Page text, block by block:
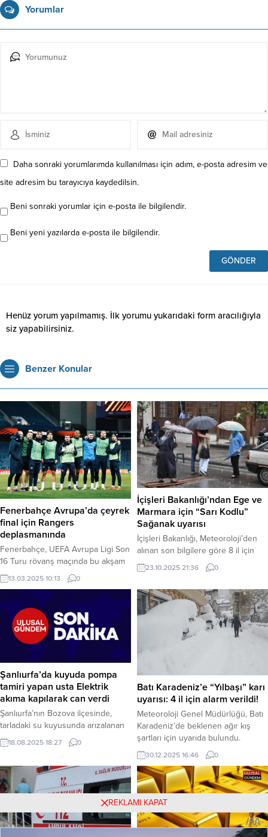
Yorumlar
Daha sonraki yorumlarımda kullanılması için adım, e-posta adresim ve
site adresim bu tarayıcıya kaydedilsin.
Beni sonraki yorumlar için e-posta ile bilgilendir.
Beni yeni yazılarda e-posta ile bilgilendir.
Henüz yorum yapılmamış. İlk yorumu yukarıdaki form aracılığıyla
siz yapabilirsiniz.
Benzer Konular
Fenerbahçe Avrupa’da çeyrek
final için Rangers
deplasmanında
Fenerbahçe, UEFA Avrupa Ligi Son
16 Turu rövanş maçında bu akşam
İskoçya’nın Rangers takımına
konuk oluyor. İlk maçı evinde 3-1
kaybeden sarı-lacivertliler, çeyrek
final bileti için İskoçya’da mücadele
edecek. Rangers ile Fenerbahçe
arasındaki kritik rövanş
karşılaşması, 13 Mart Perşembe
günü saat 23.00’te başlayacak ve
TRT 1 ekranlarından canlı olarak
yayınlanacak....
13.03.2025 10:13 0
İçişleri Bakanlığı’ndan Ege ve
Marmara için “Sarı Kodlu”
Sağanak uyarısı
İçişleri Bakanlığı, Meteoroloji’den
alınan son bilgilere göre 8 il için
“sarı” kodlu kuvvetli sağanak yağış
uyarısında bulundu. Manisa, Aydın,
Edirne, Kırklareli, Tekirdağ, Balıkesir,
İzmir ve Çanakkale’de beklenen
yağışlara karşı ani sel, su baskını ve
yıldırım riskine dikkat çekildi. Haber
Merkezi – İçişleri Bakanlığı, sosyal
açıklamayla Ege...
23.10.2025 21:36 0
Şanlıurfa’da kuyuda pompa
tamiri yapan usta Elektrik
akıma kapılarak can verdi
Şanlıurfa’nın Bozova ilçesinde,
tarladaki su kuyusunda arızalanan
pompayı onarmaya çalışan 26
yaşındaki elektrik ustası Mehmet
hayatını kaybetti. Haber Merkezi –
Olay, bugün öğle saatlerinde
Kesmetaş Mahallesi’nde meydana
geldi. Edinilen bilgiye göre, elektrik
18.08.2025 18:27 0
Batı Karadeniz’e “Yılbaşı” karı
uyarısı: 4 il için alarm verildi!
Meteoroloji Genel Müdürlüğü, Batı
Karadeniz’de beklenen ağır kış
şartları için uyarıda bulundu.
Düzce, Zonguldak, Bartın ve
Kastamonu’da yılbaşı günü (31
Aralık) kuvvetli kar yağışı
beklenirken, çığ ve heyelan riskine
karşı dikkatli olunması istendi.
Müdürlüğü, 30 Aralık 2025
tarihinde saat 14.30’da yayınladığı
30.12.2025 16:46 0
REKLAMI KAPAT